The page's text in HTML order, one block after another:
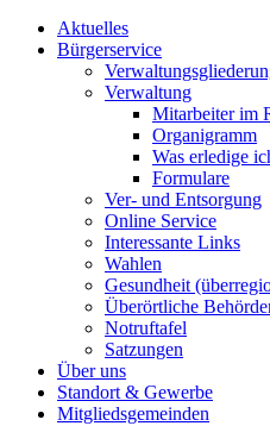
Aktuelles
Bürgerservice
Verwaltung
Mitarbeiter im
Organigramm
Was erledige
Formulare
Ver- und Entsorgung
Online Service
Interessante Links
Wahlen
Gesundheit
Überörtliche
Notruftafel
Satzungen
Über uns
Standort & Gewerbe
Mitgliedsgemeinden